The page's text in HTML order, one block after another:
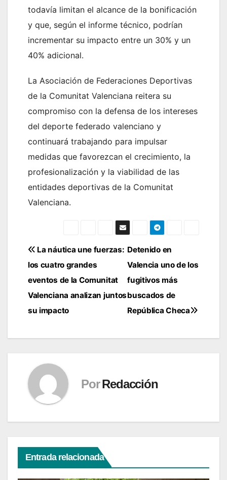
todavía limitan el alcance de la bonificación
y que, según el informe técnico, podrían
incrementar su impacto entre un 30% y un
40% adicional.
La Asociación de Federaciones Deportivas
de la Comunitat Valenciana reitera su
compromiso con la defensa de los intereses
del deporte federado valenciano y
continuará trabajando para impulsar
medidas que favorezcan el crecimiento, la
profesionalización y la viabilidad de las
entidades deportivas de la Comunitat
Valenciana.
Navegación
de
entradas
Detenido en
Valencia uno de los
fugitivos más
buscados de
República Checa
La náutica une fuerzas:
los cuatro grandes
eventos de la Comunitat
Valenciana analizan juntos
su impacto
Por Redacción
Entrada relacionada